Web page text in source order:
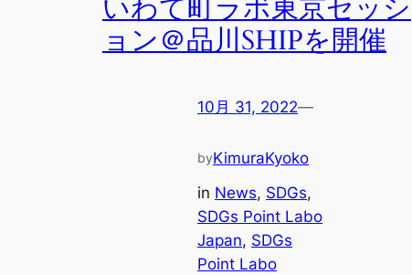
いわて町ラボ東京セッシ
ョン＠品川SHIPを開催
10月 31, 2022—
byKimuraKyoko
in News, SDGs
SDGs Point Labo
Japan, SDGs
Point Labo